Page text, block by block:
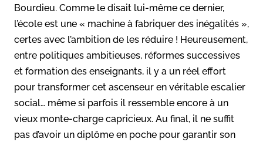
Bourdieu. Comme le disait lui-même ce dernier,
l’école est une « machine à fabriquer des inégalités »,
certes avec l’ambition de les réduire ! Heureusement,
entre politiques ambitieuses, réformes successives
et formation des enseignants, il y a un réel effort
pour transformer cet ascenseur en véritable escalier
social… même si parfois il ressemble encore à un
vieux monte-charge capricieux. Au final, il ne suffit
pas d’avoir un diplôme en poche pour garantir son